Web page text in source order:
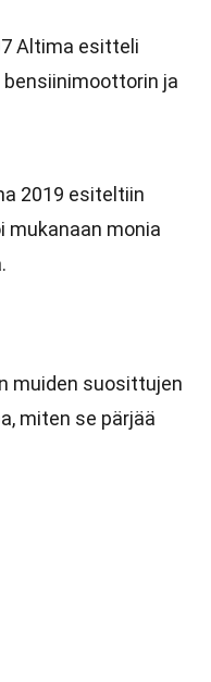
Altima esitteli
bensiinimoottorin ja
2019 esiteltiin
mukanaan monia
muiden suosittujen
miten se pärjää